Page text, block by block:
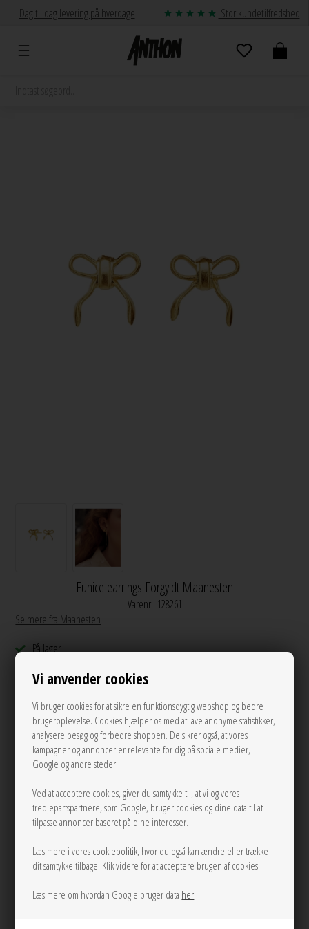
Vi anvender cookies
Vi bruger cookies for at sikre en funktionsdygtig webshop og bedre
brugeroplevelse. Cookies hjælper os med at lave anonyme statistikker,
analysere besøg og forbedre shoppen. De sikrer også, at vores
kampagner og annoncer er relevante for dig på sociale medier,
Google og andre steder.
Ved at acceptere cookies, giver du samtykke til, at vi og vores
tredjepartspartnere, som Google, bruger cookies og dine data til at
tilpasse annoncer baseret på dine interesser.
Læs mere i vores cookiepolitik, hvor du også kan ændre eller trække
dit samtykke tilbage. Klik videre for at acceptere brugen af cookies.
Læs mere om hvordan Google bruger data her.
Dag til dag levering på hverdage Stor kundetilfredshed
Eunice earrings Forgyldt Maanesten
Varenr.: 128261
Se mere fra Maanesten
På lager
300,00
Andre varianter
LÆG I KURVEN